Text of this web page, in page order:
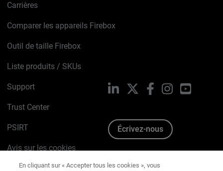
Carrières
Comparer les appareils Firebox
Outil de taille Firebox
Liste produits / SKUs
Support
Trust Center
PSIRT
Avis sur les cookies
Politique de confidentialité
LinkedIn FacebookInstagramYouTube
Écrivez-nous
En cliquant sur « Accepter tous les cookies », vous
pour améliorer la navigation sur le site, analyser